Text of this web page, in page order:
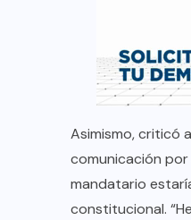
Asimismo, criticó
comunicación por
mandatario
constitucional.